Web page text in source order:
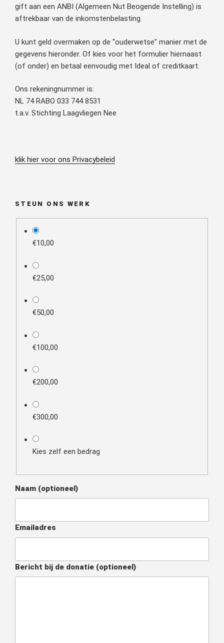
gift aan een ANBI (Algemeen Nut Beogende Instelling) is
aftrekbaar van de inkomstenbelasting.
U kunt geld overmaken op de “ouderwetse” manier met de
gegevens hieronder. Of kies voor het formulier hiernaast
(of onder) en betaal eenvoudig met Ideal of creditkaart.
Ons rekeningnummer is:
NL 74 RABO 033 744 8531
t.a.v. Stichting Laagvliegen Nee
klik hier voor ons Privacybeleid
STEUN ONS WERK
plan_select
€10,00
€25,00
€50,00
€100,00
€200,00
€300,00
Kies zelf een bedrag
Naam (optioneel)
Emailadres
Bericht bij de donatie (optioneel)